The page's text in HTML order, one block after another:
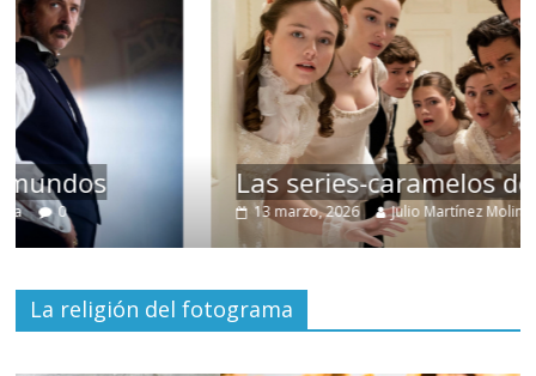
Las series-caramelos de Shondaland
13 marzo, 2026 Julio Martínez Molina 0
La religión del fotograma